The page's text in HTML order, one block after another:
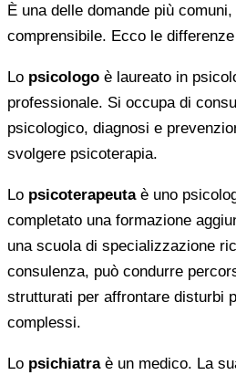
È una delle domande più
comprensibile. Ecco le
Lo psicologo è laureato in
professionale. Si occupa di
psicologico, diagnosi e
svolgere psicoterapia.
Lo psicoterapeutaè uno
completato una formazione
una scuola di specializzazione
consulenza, può condurre
strutturati per affrontare disturbi
complessi.
Lo psichiatraè un medico. La